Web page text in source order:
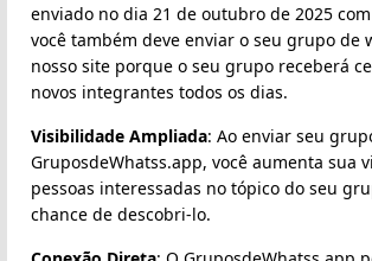
enviado no dia 21 de outubro de 2025
você também deve enviar o seu grupo de
nosso site porque o seu grupo receberá
novos integrantes todos os dias.
Visibilidade Ampliada: Ao enviar seu
GruposdeWhatss.app, você aumenta sua
pessoas interessadas no tópico do seu
chance de descobri-lo.